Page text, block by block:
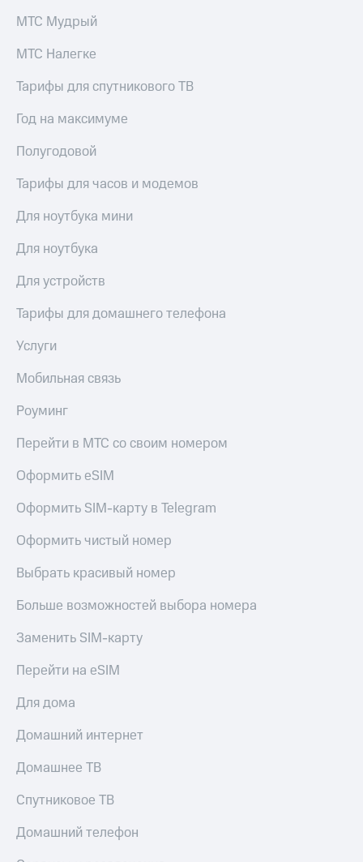
МТС Мудрый
МТС Налегке
Тарифы для спутникового ТВ
Год на максимуме
Полугодовой
Тарифы для часов и модемов
Для ноутбука мини
Для ноутбука
Для устройств
Тарифы для домашнего телефона
Услуги
Мобильная связь
Роуминг
Перейти в МТС со своим номером
Оформить eSIM
Оформить SIM-карту в Telegram
Оформить чистый номер
Выбрать красивый номер
Больше возможностей выбора номера
Заменить SIM-карту
Перейти на eSIM
Для дома
Домашний интернет
Домашнее ТВ
Спутниковое ТВ
Домашний телефон